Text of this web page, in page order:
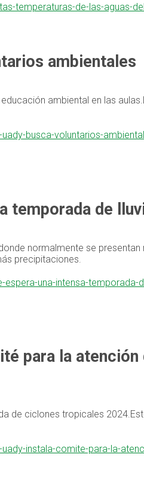
temperaturas-de-las-aguas-
ambientales
ambiental en las
busca-voluntarios-
temporada de
normalmente se
precipitaciones.
una-intensa-temporada-
para la
de ciclones tropicales
instala-comite-para-la-